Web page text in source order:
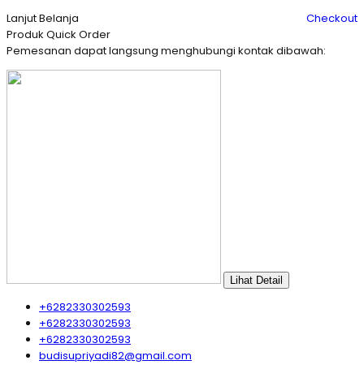
Lanjut Belanja
Checkout
Produk Quick Order
Pemesanan dapat langsung menghubungi kontak dibawah:
Lihat Detail
+6282330302593
+6282330302593
+6282330302593
budisupriyadi82@gmail.com